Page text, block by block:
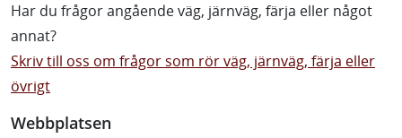
Har du frågor angående väg, järnväg, färja eller något
annat?
Skriv till oss om frågor som rör väg, järnväg, färja eller
övrigt
Webbplatsen